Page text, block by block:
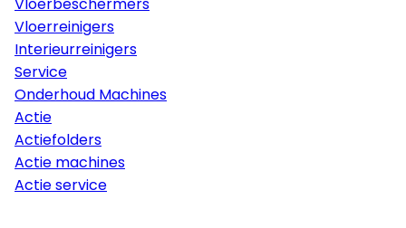
Vloerreinigers
Interieurreinigers
Service
Onderhoud Machines
Actie
Actiefolders
Actie machines
Actie service